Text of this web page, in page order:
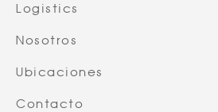
Logistics
Nosotros
Ubicaciones
Contacto